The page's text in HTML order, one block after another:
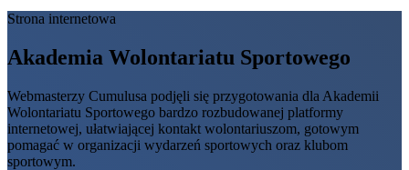
Strona internetowa
Akademia Wolontariatu Sportowego
Webmasterzy Cumulusa podjęli się przygotowania dla Akademii
Wolontariatu Sportowego bardzo rozbudowanej platformy
internetowej, ułatwiającej kontakt wolontariuszom, gotowym
pomagać w organizacji wydarzeń sportowych oraz klubom
sportowym.